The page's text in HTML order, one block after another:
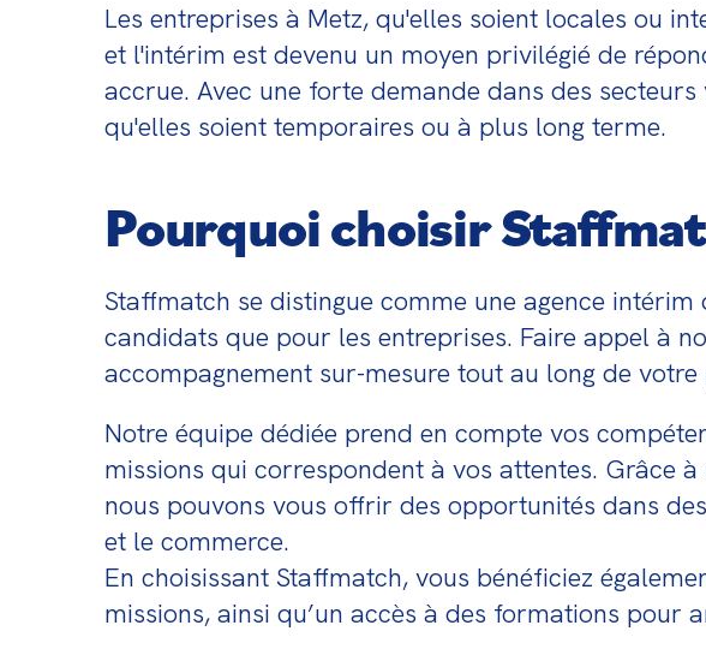
Les entreprises à Metz, qu'elles soient locales ou
et l'intérim est devenu un moyen privilégié de
accrue. Avec une forte demande dans des
qu'elles soient temporaires ou à plus long terme.
Pourquoi choisir
Staffmatch se distingue comme une agence
candidats que pour les entreprises. Faire appel à
accompagnement sur-mesure tout au long de
Notre équipe dédiée prend en compte vos
missions qui correspondent à vos attentes. Grâce
nous pouvons vous offrir des opportunités dans
et le commerce.
En choisissant Staffmatch, vous bénéficiez
missions, ainsi qu’un accès à des formations